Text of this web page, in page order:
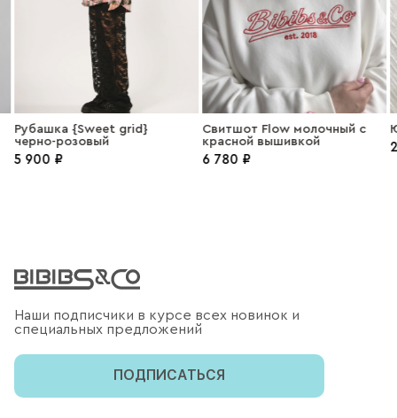
Рубашка {Sweet grid}
черно-розовый
5 900 ₽
Свитшот Flow молочный с
красной вышивкой
6 780 ₽
Наши подписчики в курсе всех новинок и
специальных предложений
ПОДПИСАТЬСЯ